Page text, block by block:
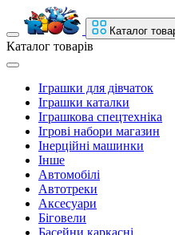
Каталог
Каталог товарів
Іграшки для дівчаток
Іграшки каталки
Іграшкова спецтехніка
Ігрові набори магазин
Інерційні машинки
Інше
Автомобілі
Автотреки
Аксесуари
Біговели
Басейни каркасні